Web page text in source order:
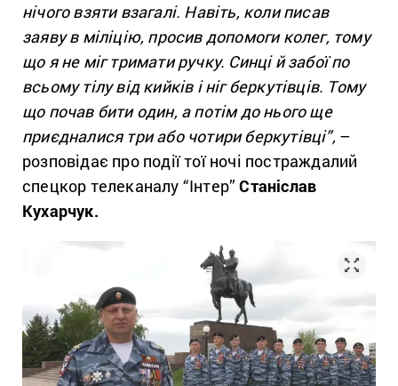
нічого взяти взагалі. Навіть, коли писав
заяву в міліцію, просив допомоги колег, тому
що я не міг тримати ручку. Синці й забої по
всьому тілу від кийків і ніг беркутівців. Тому
що почав бити один, а потім до нього ще
приєдналися три або чотири беркутівці”,–
розповідає про події тої ночі постраждалий
спецкор телеканалу “Інтер”Станіслав
Кухарчук.